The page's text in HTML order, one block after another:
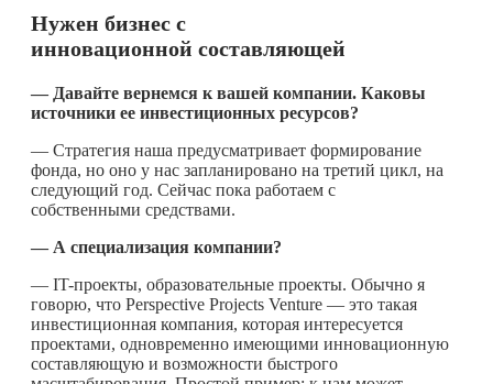
Нужен бизнес с
инновационной составляющей
— Давайте вернемся к вашей компании. Каковы
источники ее инвестиционных ресурсов?
— Стратегия наша предусматривает формирование
фонда, но оно у нас запланировано на третий цикл, на
следующий год. Сейчас пока работаем с
собственными средствами.
— А специализация компании?
— IT-проекты, образовательные проекты. Обычно я
говорю, что Perspective Projects Venture — это такая
инвестиционная компания, которая интересуется
проектами, одновременно имеющими инновационную
составляющую и возможности быстрого